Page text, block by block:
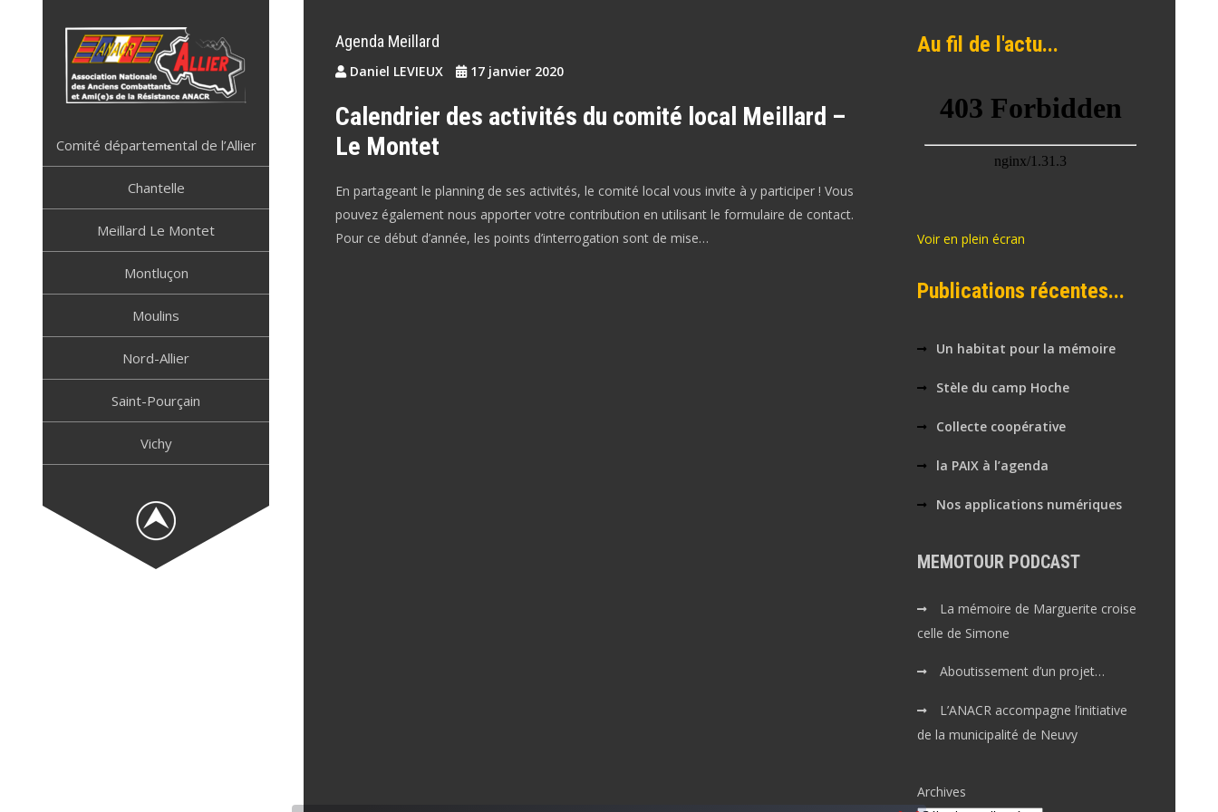
Comité départemental de l’Allier
Chantelle
Meillard Le Montet
Montluçon
Moulins
Nord-Allier
Saint-Pourçain
Vichy
Agenda Meillard
Daniel LEVIEUX 17 janvier 2020
Calendrier des activités du comité local Meillard –
Le Montet
En partageant le planning de ses activités, le comité local vous invite à y participer ! Vous
pouvez également nous apporter votre contribution en utilisant le formulaire de contact.
Pour ce début d’année, les points d’interrogation sont de mise…
Au fil de l'actu...
Voir en plein écran
Publications récentes...
Un habitat pour la mémoire
Stèle du camp Hoche
Collecte coopérative
la PAIX à l’agenda
Nos applications numériques
MEMOTOUR PODCAST
La mémoire de Marguerite croise
celle de Simone
Aboutissement d’un projet…
L’ANACR accompagne l’initiative
de la municipalité de Neuvy
Archives